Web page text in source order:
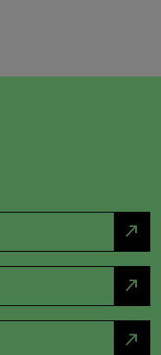
north_east
north_east
north_east